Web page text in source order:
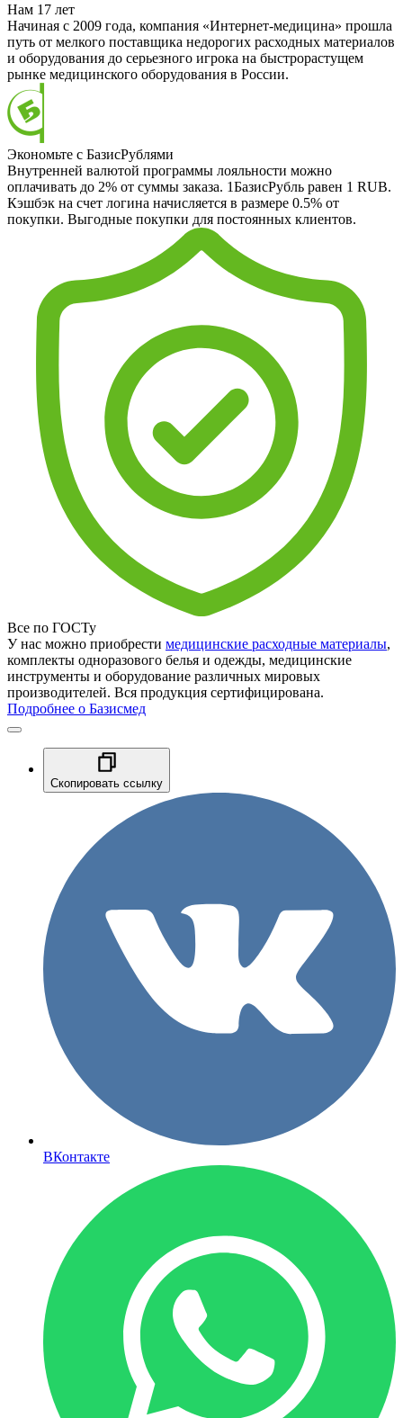
Нам 17 лет
Начиная с 2009 года, компания «Интернет-медицина» прошла
путь от мелкого поставщика недорогих расходных материалов
и оборудования до серьезного игрока на быстрорастущем
рынке медицинского оборудования в России.
Экономьте с БазисРублями
Внутренней валютой программы лояльности можно
оплачивать до 2% от суммы заказа. 1БазисРубль равен 1 RUB.
Кэшбэк на счет логина начисляется в размере 0.5% от
покупки. Выгодные покупки для постоянных клиентов.
Все по ГОСТу
У нас можно приобрести медицинские расходные материалы,
комплекты одноразового белья и одежды, медицинские
инструменты и оборудование различных мировых
производителей. Вся продукция сертифицирована.
Подробнее о Базисмед
Скопировать ссылку
ВКонтакте